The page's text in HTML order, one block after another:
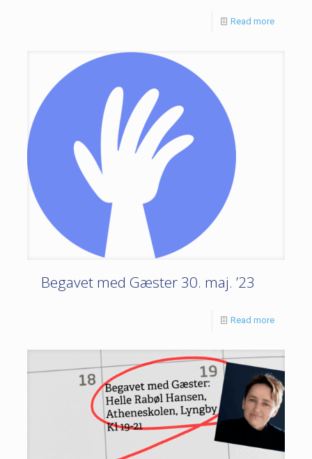
Read more
Begavet med Gæster 30. maj. ’23
Read more